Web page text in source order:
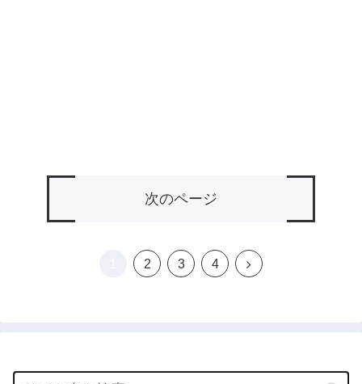
次のページ
2 3 4
次